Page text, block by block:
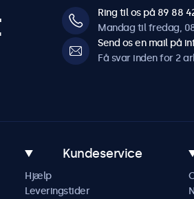
Ring til os på 89 88
Mandag til fredag,
Send os en mail på
Få svar inden for 2
Kundeservice
Hjælp
Leveringstider